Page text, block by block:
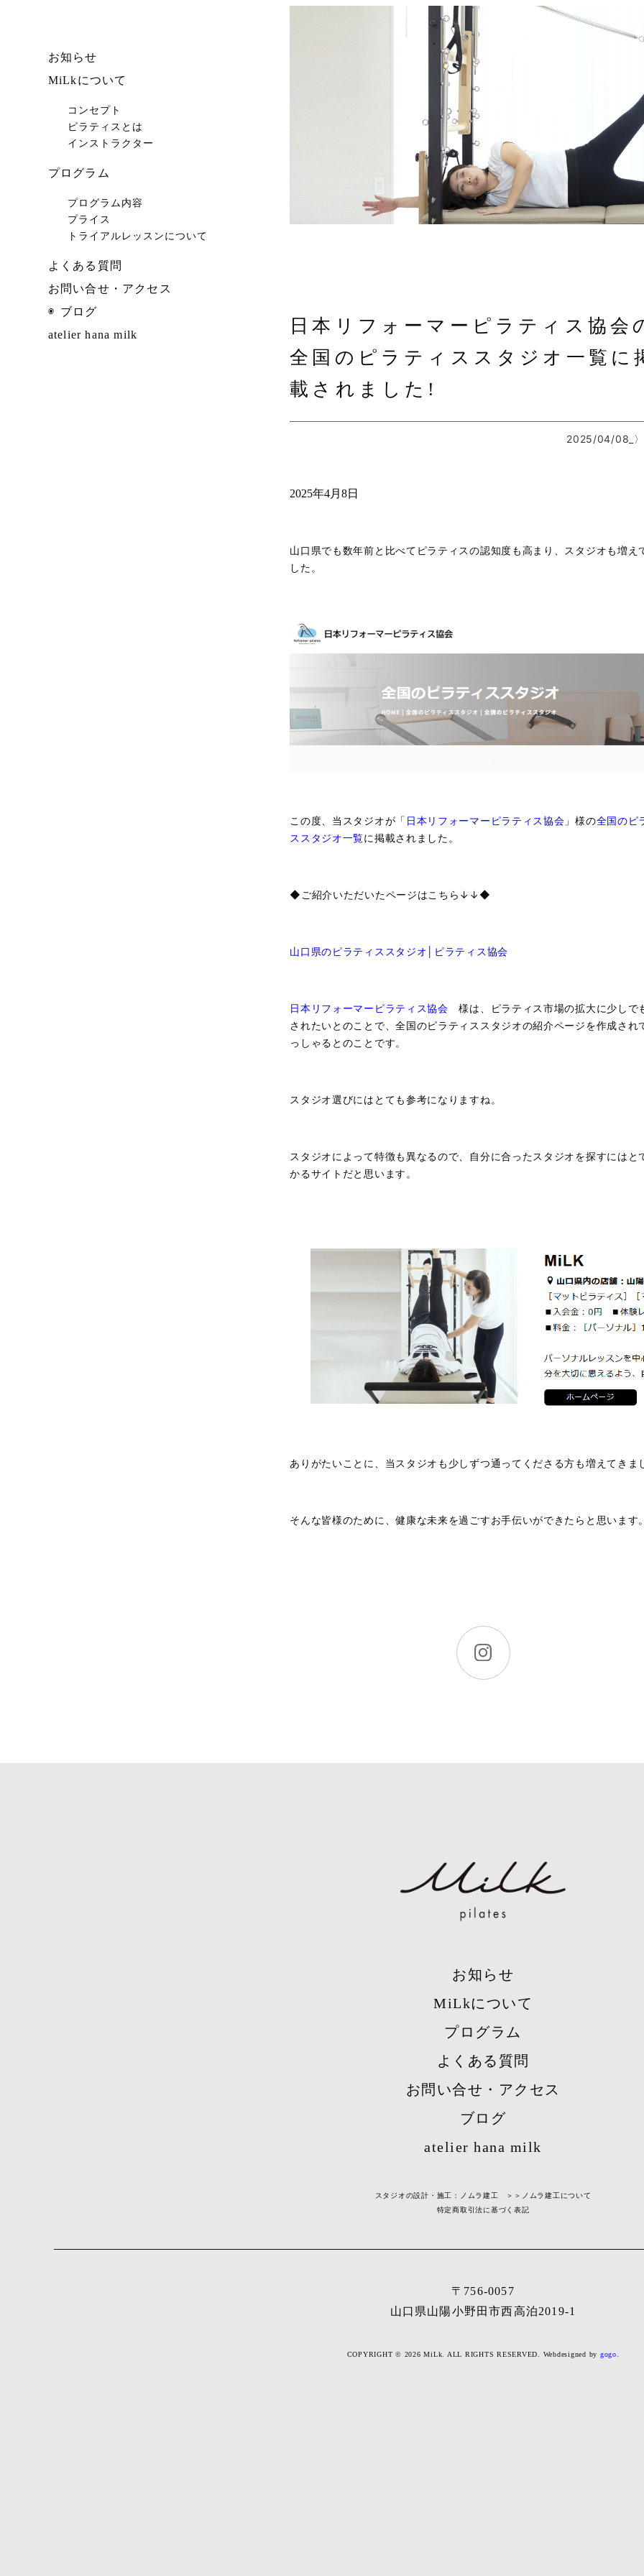
お知らせ
MiLkについて
コンセプト
ピラティスとは
インストラクター
プログラム
プログラム内容
プライス
トライアルレッスンについて
よくある質問
お問い合せ・アクセス
ブログ
atelier hana milk
日本リフォーマーピラティス協会
全国のピラティススタジオ一覧に
載されました!
2025/04/08_
2025年4月8日
山口県でも数年前と比べてピラティスの認知度も高まり、スタジオも増え
した。
この度、当スタジオが「 日本リフォーマーピラティス協会 」様の全国のピ
ススタジオ一覧に掲載されました。
◆ご紹介いただいたページはこちら↓↓◆
山口県のピラティススタジオ│ピラティス協会
日本リフォーマーピラティス協会 様は、ピラティス市場の拡大に少しで
されたいとのことで、全国のピラティススタジオの紹介ページを作成され
っしゃるとのことです。
スタジオ選びにはとても参考になりますね。
スタジオによって特徴も異なるので、自分に合ったスタジオを探すにはと
かるサイトだと思います。
ありがたいことに、当スタジオも少しずつ通ってくださる方も増えてきま
そんな皆様のために、健康な未来を過ごすお手伝いができたらと思います
お知らせ
MiLkについて
プログラム
よくある質問
お問い合せ・アクセス
ブログ
atelier hana milk
スタジオの設計・施工：ノムラ建工 ＞＞ ノムラ建工について
特定商取引法に基づく表記
〒756-0057
山口県山陽小野田市西高泊2019-1
COPYRIGHT © 2026 MiLk. ALL RIGHTS RESERVED. Webdesigned by gogo.